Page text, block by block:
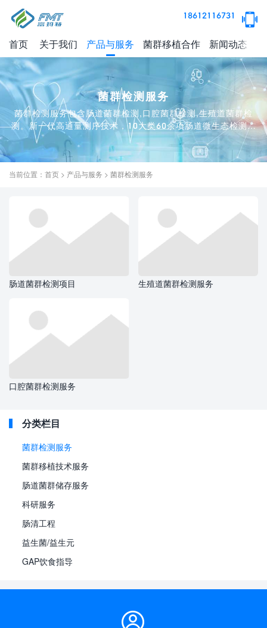
18612116731
首页 关于我们 产品与服务 菌群移植合作 新闻动态
菌群检测服务
菌群检测服务包含肠道菌群检测,口腔菌群检测,生殖道菌群检
测。新一代高通量测序技术，10大类60余项肠道微生态检测。
富玛特肠道微生态检测可提供关于肠道菌群总体情况、主要消
化道致病菌、以及与肠道微生态相关的多指标全方位健康评
估。
当前位置： 首页 > 产品与服务 > 菌群检测服务
肠道菌群检测项目 生殖道菌群检测服务
口腔菌群检测服务
分类栏目
菌群检测服务
菌群移植技术服务
肠道菌群储存服务
科研服务
肠清工程
益生菌/益生元
GAP饮食指导